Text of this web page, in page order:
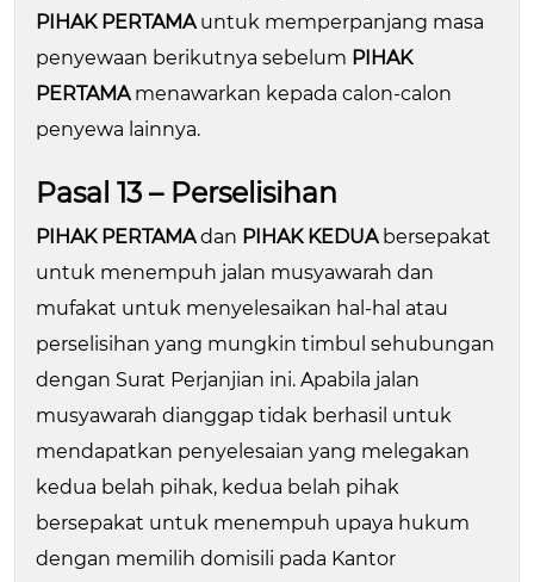
PIHAK PERTAMA untuk memperpanjang masa
penyewaan berikutnya sebelum PIHAK
PERTAMA menawarkan kepada calon-calon
penyewa lainnya.
Pasal 13 – Perselisihan
PIHAK PERTAMAdan PIHAK KEDUA bersepakat
untuk menempuh jalan musyawarah dan
mufakat untuk menyelesaikan hal-hal atau
perselisihan yang mungkin timbul sehubungan
dengan Surat Perjanjian ini. Apabila jalan
musyawarah dianggap tidak berhasil untuk
mendapatkan penyelesaian yang melegakan
kedua belah pihak, kedua belah pihak
bersepakat untuk menempuh upaya hukum
dengan memilih domisili pada Kantor